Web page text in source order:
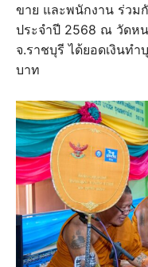
ขาย และพนักงาน ร่วม
ประจำปี 2568 ณ วัดห
จ.ราชบุรี ได้ยอดเงินท
บาท